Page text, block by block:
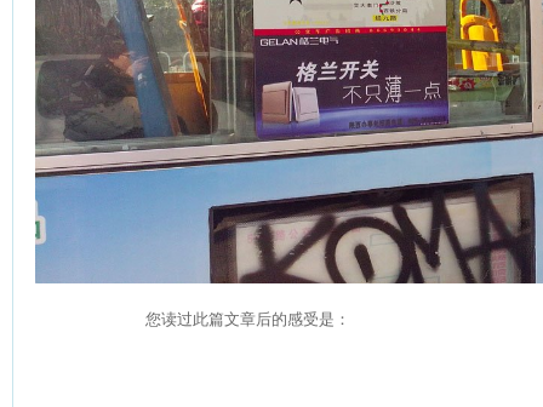
您读过此篇文章后的感受是：